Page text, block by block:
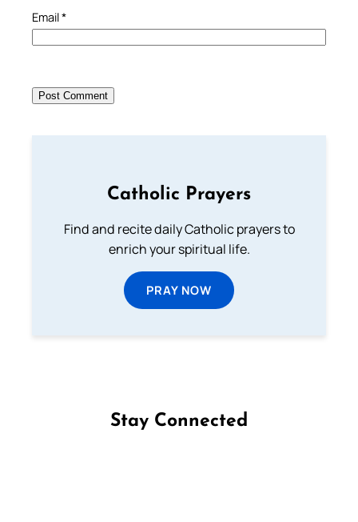
Email*
Catholic Prayers
Find and recite daily Catholic prayers to
enrich your spiritual life.
PRAY NOW
Stay Connected